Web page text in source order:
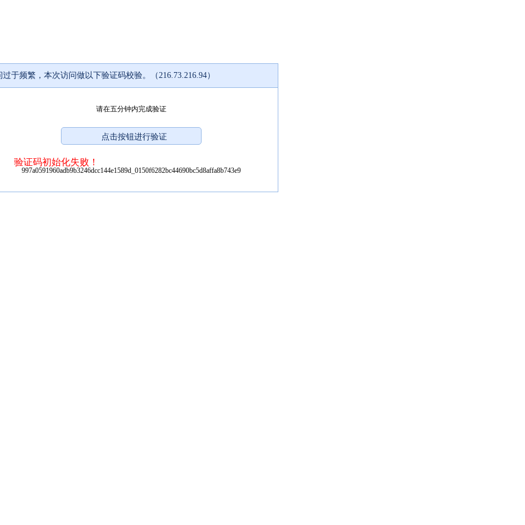
过于频繁，本次访问做以下验证码校验。（216.73.216.94）
请在五分钟内完成验证
验证码初始化失败！
997a0591960adb9b3246dcc144e1589d_0150f6282bc44690bc5d8affa8b743e9